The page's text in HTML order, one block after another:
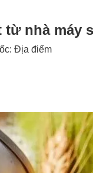
nhà máy
Địa điểm